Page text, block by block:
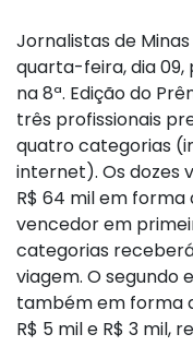
Jornalistas de
quarta-feira, dia
na 8ª. Edição do
três profissionais
quatro categorias
internet). Os dozes
R$ 64 mil em
vencedor em
categorias
viagem. O segundo
também em forma
R$ 5 mil e R$ 3 mil,